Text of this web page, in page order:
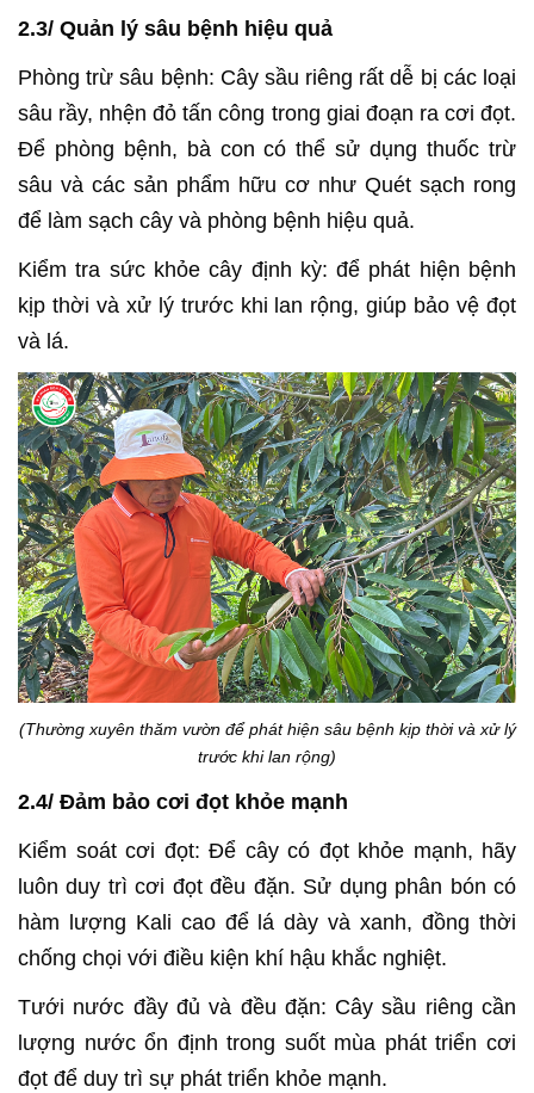
2.3/ Quản lý sâu bệnh hiệu quả
Phòng trừ sâu bệnh: Cây sầu riêng rất dễ bị các loại
sâu rầy, nhện đỏ tấn công trong giai đoạn ra cơi đọt.
Để phòng bệnh, bà con có thể sử dụng thuốc trừ
sâu và các sản phẩm hữu cơ như Quét sạch rong
để làm sạch cây và phòng bệnh hiệu quả.
Kiểm tra sức khỏe cây định kỳ: để phát hiện bệnh
kịp thời và xử lý trước khi lan rộng, giúp bảo vệ đọt
và lá.
(Thường xuyên thăm vườn để phát hiện sâu bệnh kịp thời và xử lý
trước khi lan rộng)
2.4/ Đảm bảo cơi đọt khỏe mạnh
Kiểm soát cơi đọt: Để cây có đọt khỏe mạnh, hãy
luôn duy trì cơi đọt đều đặn. Sử dụng phân bón có
hàm lượng Kali cao để lá dày và xanh, đồng thời
chống chọi với điều kiện khí hậu khắc nghiệt.
Tưới nước đầy đủ và đều đặn: Cây sầu riêng cần
lượng nước ổn định trong suốt mùa phát triển cơi
đọt để duy trì sự phát triển khỏe mạnh.